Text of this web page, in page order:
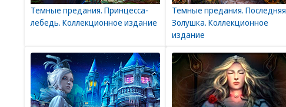
Темные предания. Принцесса-
лебедь. Коллекционное издание
Темные предания. Последняя
Золушка. Коллекционное
издание